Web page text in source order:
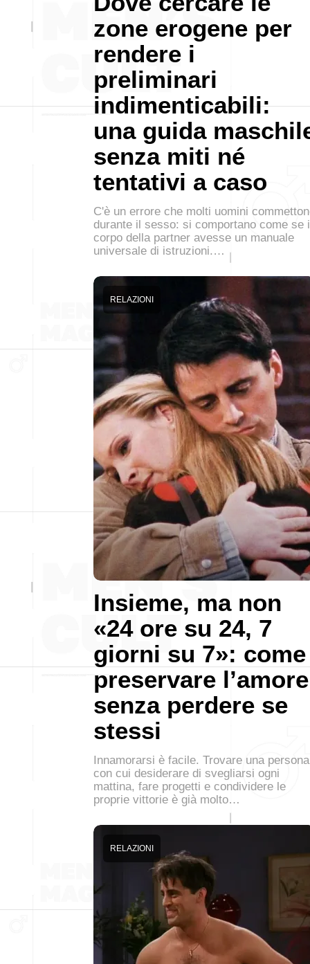
zone erogene per
rendere i
preliminari
indimenticabili:
una guida
senza miti né
tentativi a caso
C'è un errore che molti uomini
durante il sesso: si comportano come se
corpo della partner avesse un manuale
universale di istruzioni.…
Insieme, ma non
«24 ore su 24, 7
giorni su 7»: come
preservare l’amore
senza perdere se
stessi
RELAZIONI
Innamorarsi è facile. Trovare una persona
con cui desiderare di svegliarsi ogni
mattina, fare progetti e condividere le
proprie vittorie è già molto…
RELAZIONI